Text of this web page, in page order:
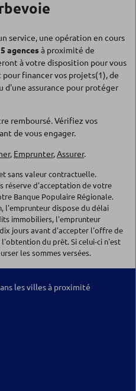
service, une opération en cours
5 agencesà proximité de
à votre disposition pour vous
financer vos projets(1), de
d'une assurance pour protéger
remboursé. Vérifiez vos
de vous engager.
, Emprunter,Assurer.
sans valeur contractuelle.
réserve d'acceptation de votre
Banque Populaire Régionale.
l'emprunteur dispose du délai
immobiliers, l'emprunteur
jours avant d'accepter l'offre de
du prêt. Si celui-ci n'est
les sommes versées.
les villes à proximité